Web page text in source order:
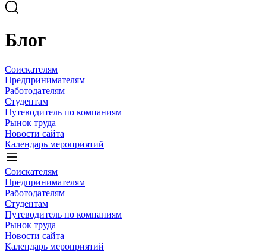
Блог
Соискателям
Предпринимателям
Работодателям
Студентам
Путеводитель по компаниям
Рынок труда
Новости сайта
Календарь мероприятий
Соискателям
Предпринимателям
Работодателям
Студентам
Путеводитель по компаниям
Рынок труда
Новости сайта
Календарь мероприятий